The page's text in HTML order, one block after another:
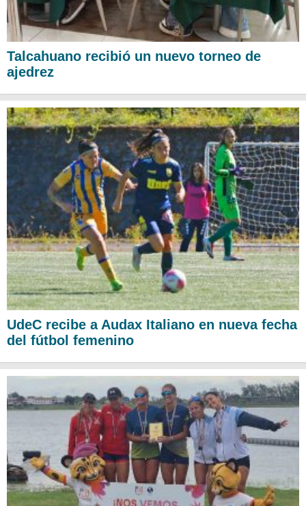
Talcahuano recibió un nuevo torneo de
ajedrez
UdeC recibe a Audax Italiano en nueva fecha
del fútbol femenino